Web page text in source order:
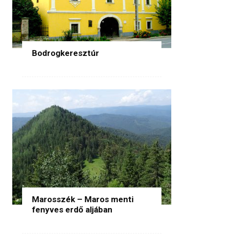
Bodrogkeresztúr
Marosszék – Maros menti
fenyves erdő aljában